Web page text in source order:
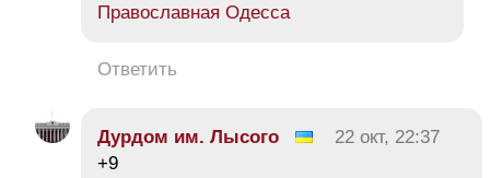
Православная Одесса
Ответить
Дурдом им. Лысого
22 окт, 22:37
+9